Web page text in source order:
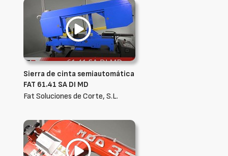
Sierra de cinta semiautomática
FAT 61.41 SA DI MD
Fat Soluciones de Corte, S.L.